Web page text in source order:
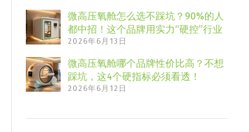
微高压氧舱怎么选不踩坑？90%的人
都中招！这个品牌用实力“硬控”行业
2026年6月13日
微高压氧舱哪个品牌性价比高？不想
踩坑，这4个硬指标必须看透！
2026年6月12日